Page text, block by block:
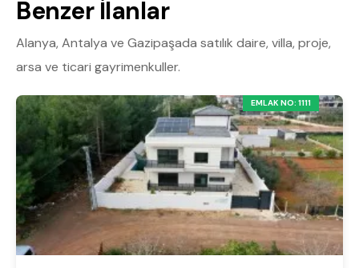
Benzer İlanlar
Alanya, Antalya ve Gazipaşada satılık daire, villa, proje,
arsa ve ticari gayrimenkuller.
EMLAK NO: 1111